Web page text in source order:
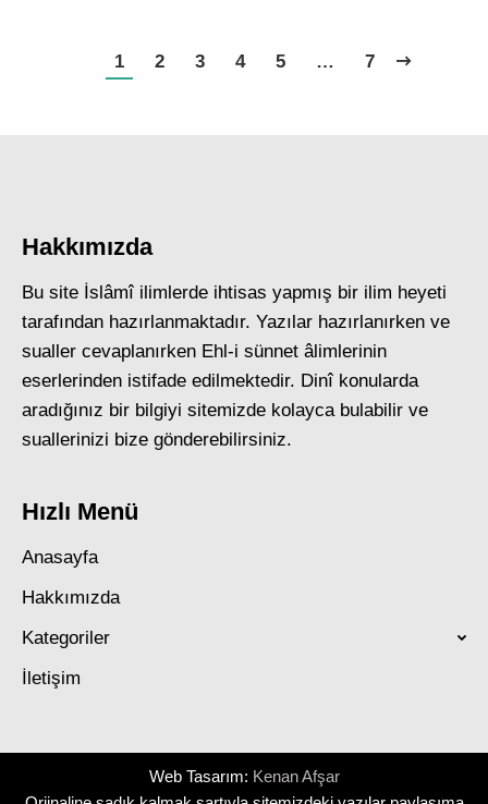
1 2 3 4 5 … 7
Hakkımızda
Bu site İslâmî ilimlerde ihtisas yapmış bir ilim heyeti
tarafından hazırlanmaktadır. Yazılar hazırlanırken ve
sualler cevaplanırken Ehl-i sünnet âlimlerinin
eserlerinden istifade edilmektedir. Dinî konularda
aradığınız bir bilgiyi sitemizde kolayca bulabilir ve
suallerinizi bize gönderebilirsiniz.
Hızlı Menü
Anasayfa
Hakkımızda
Kategoriler
İletişim
Web Tasarım: Kenan Afşar